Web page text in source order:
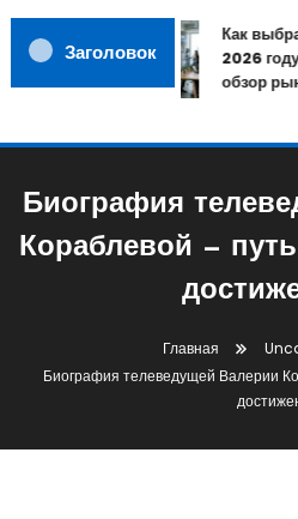
Заголовок
Как
2026
обзор
Биография
Кораблевой —
Главная
Биография телеведущей Валерии